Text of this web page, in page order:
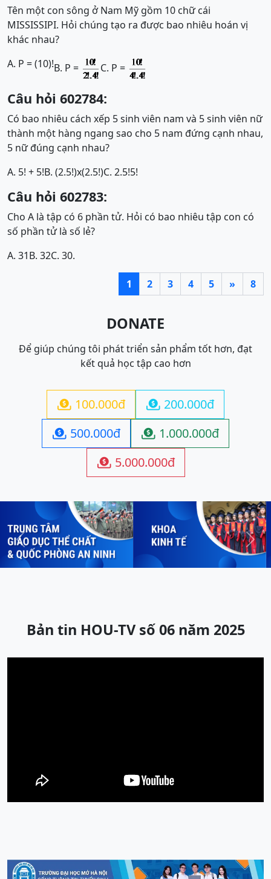
Tên một con sông ở Nam Mỹ gồm 10 chữ cái
MISSISSIPI. Hỏi chúng tạo ra được bao nhiêu hoán vị
khác nhau?
A. P = (10)!B. P = C. P =
Câu hỏi 602784:
Có bao nhiêu cách xếp 5 sinh viên nam và 5 sinh viên nữ
thành một hàng ngang sao cho 5 nam đứng cạnh nhau,
5 nữ đúng cạnh nhau?
A. 5! + 5!B. (2.5!)x(2.5!)C. 2.5!5!
Câu hỏi 602783:
Cho A là tập có 6 phần tử. Hỏi có bao nhiêu tập con có
số phần tử là số lẻ?
A. 31B. 32C. 30.
1 2 3 4 5 » 8
DONATE
Để giúp chúng tôi phát triển sản phẩm tốt hơn, đạt
kết quả học tập cao hơn
 100.000đ  200.000đ
 500.000đ  1.000.000đ
 5.000.000đ
Previous Next
Bản tin HOU-TV số 06 năm 2025